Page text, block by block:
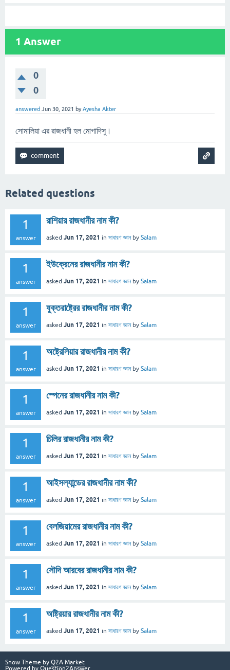
1 Answer
0
0
answered Jun 30, 2021 byAyesha Akter
সোমালিয়া এর রাজধানী হল মোগাদিসু।
Related questions
1
answer
রাশিয়ার রাজধানীর নাম কী?
asked Jun 17, 2021 in সাধারণ জ্ঞান by Salam
1
answer
ইউক্রেনের রাজধানীর নাম কী?
asked Jun 17, 2021 in সাধারণ জ্ঞান by Salam
1
answer
যুক্তরাষ্ট্রের রাজধানীর নাম কী?
asked Jun 17, 2021 in সাধারণ জ্ঞান by Salam
1
answer
অষ্ট্রেলিয়ার রাজধানীর নাম কী?
asked Jun 17, 2021 in সাধারণ জ্ঞান by Salam
1
answer
স্পেনের রাজধানীর নাম কী?
asked Jun 17, 2021 in সাধারণ জ্ঞান by Salam
1
answer
চিলির রাজধানীর নাম কী?
asked Jun 17, 2021 in সাধারণ জ্ঞান by Salam
1
answer
আইসল্যান্ডের রাজধানীর নাম কী?
asked Jun 17, 2021 in সাধারণ জ্ঞান by Salam
1
answer
বেলজিয়ামের রাজধানীর নাম কী?
asked Jun 17, 2021 in সাধারণ জ্ঞান by Salam
1
answer
সৌদি আরবের রাজধানীর নাম কী?
asked Jun 17, 2021 in সাধারণ জ্ঞান by Salam
1
answer
অষ্ট্রিয়ার রাজধানীর নাম কী?
asked Jun 17, 2021 in সাধারণ জ্ঞান by Salam
Snow Theme by Q2A Market
Powered by Question2Answer